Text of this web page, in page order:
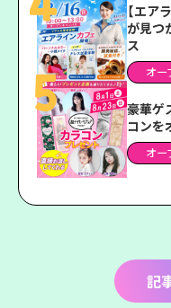
【エア
が見つ
ス
オー
豪華ゲ
コンを
オー
記